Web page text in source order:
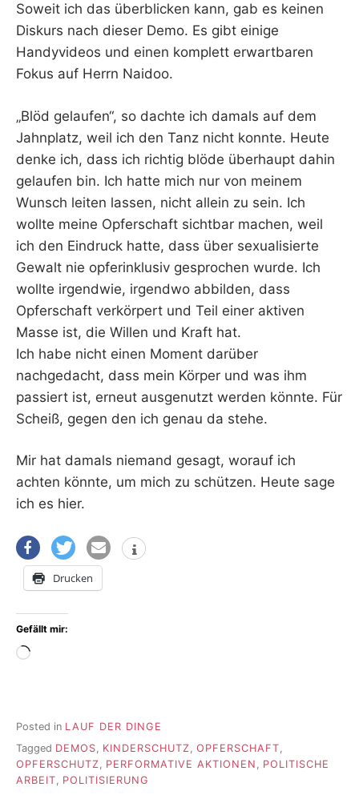
Soweit ich das überblicken kann, gab es keinen
Diskurs nach dieser Demo. Es gibt einige
Handyvideos und einen komplett erwartbaren
Fokus auf Herrn Naidoo.
„Blöd gelaufen“, so dachte ich damals auf dem
Jahnplatz, weil ich den Tanz nicht konnte. Heute
denke ich, dass ich richtig blöde überhaupt dahin
gelaufen bin. Ich hatte mich nur von meinem
Wunsch leiten lassen, nicht allein zu sein. Ich
wollte meine Opferschaft sichtbar machen, weil
ich den Eindruck hatte, dass über sexualisierte
Gewalt nie opferinklusiv gesprochen wurde. Ich
wollte irgendwie, irgendwo abbilden, dass
Opferschaft verkörpert und Teil einer aktiven
Masse ist, die Willen und Kraft hat.
Ich habe nicht einen Moment darüber
nachgedacht, dass mein Körper und was ihm
passiert ist, erneut ausgenutzt werden könnte. Für
Scheiß, gegen den ich genau da stehe.
Mir hat damals niemand gesagt, worauf ich
achten könnte, um mich zu schützen. Heute sage
ich es hier.
Drucken
Gefällt mir:
Wird
Posted in LAUF DER DINGE
Tagged DEMOS KINDERSCHUTZ OPFERSCHAFT
OPFERSCHUTZ
PERFORMATIVE AKTIONEN
POLITISCHE
ARBEIT
POLITISIERUNG